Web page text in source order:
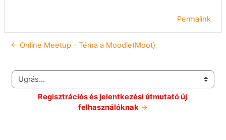
Permalink
← Online Meetup - Téma a Moodle(Moot)
Ugrás...
Regisztrációs és jelentkezési útmutató új
felhasználóknak →